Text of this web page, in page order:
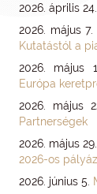
2026. április 24.
2026. május
Kutatástól a
2026. május
Európa
2026. május
Partnerségek
2026. május
2026-os
2026. június 5.